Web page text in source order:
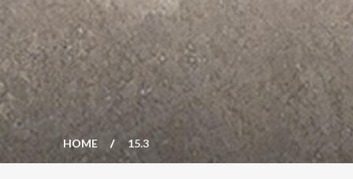
HOME 15.3